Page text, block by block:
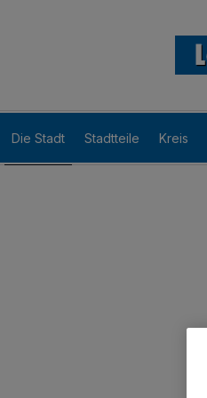
Die Stadt Stadtteile Kreis